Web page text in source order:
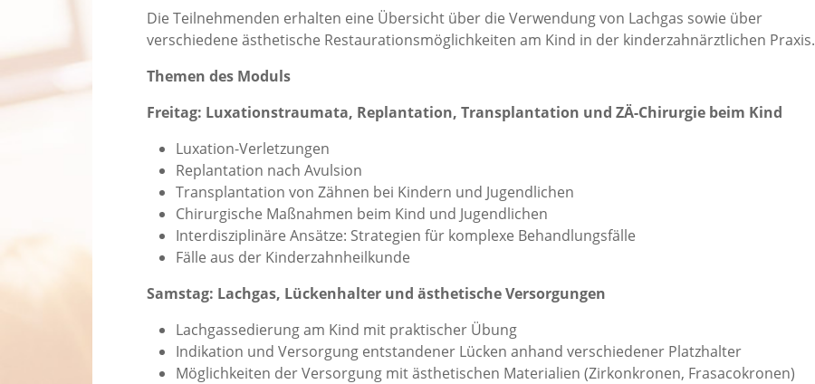
Die Teilnehmenden erhalten eine Übersicht über die Verwendung von Lachgas sowie über
verschiedene ästhetische Restaurationsmöglichkeiten am Kind in der kinderzahnärztlichen Praxis.
Themen des Moduls
Freitag: Luxationstraumata, Replantation, Transplantation und ZÄ-Chirurgie beim Kind
Luxation-Verletzungen
Replantation nach Avulsion
Transplantation von Zähnen bei Kindern und Jugendlichen
Chirurgische Maßnahmen beim Kind und Jugendlichen
Interdisziplinäre Ansätze: Strategien für komplexe Behandlungsfälle
Fälle aus der Kinderzahnheilkunde
Samstag: Lachgas, Lückenhalter und ästhetische Versorgungen
Lachgassedierung am Kind mit praktischer Übung
Indikation und Versorgung entstandener Lücken anhand verschiedener Platzhalter
Möglichkeiten der Versorgung mit ästhetischen Materialien (Zirkonkronen, Frasacokronen)